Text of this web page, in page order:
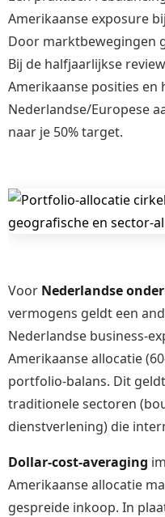
Amerikaanse exposure
Door marktbewegingen
Bij de halfjaarlijkse
Amerikaanse posities en
Nederlandse/Europese
naar je 50% target.
Voor Nederlandse
vermogens geldt een
Nederlandse business-
Amerikaanse allocatie
portfolio-balans. Dit
traditionele sectoren
dienstverlening) die
Dollar-cost-averaging
Amerikaanse allocatie
gespreide inkoop. In